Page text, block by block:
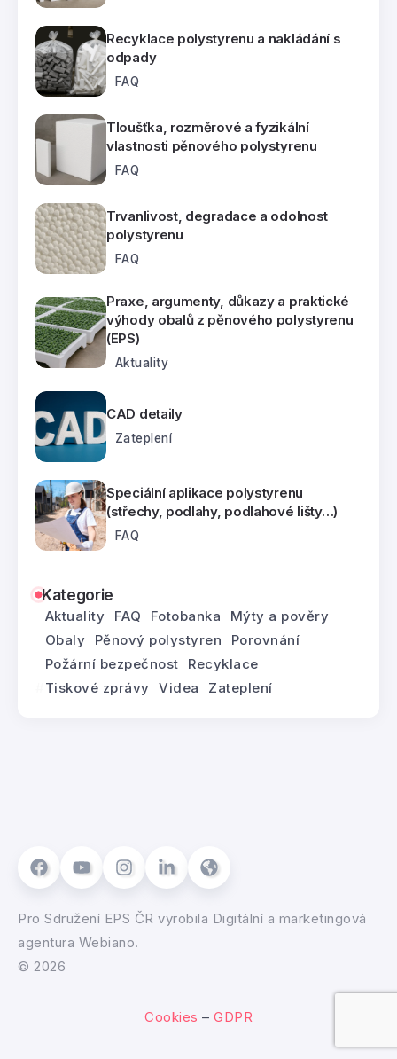
Recyklace polystyrenu a nakládání s
odpady
FAQ
Tloušťka, rozměrové a fyzikální
vlastnosti pěnového polystyrenu
FAQ
Trvanlivost, degradace a odolnost
polystyrenu
FAQ
Praxe, argumenty, důkazy a praktické
výhody obalů z pěnového polystyrenu
(EPS)
Aktuality
CAD detaily
Zateplení
Speciální aplikace polystyrenu
(střechy, podlahy, podlahové lišty…)
FAQ
Kategorie
Aktuality FAQ Fotobanka
Mýty a pověry
Obaly
Pěnový polystyren
Porovnání
Požární bezpečnost
Recyklace
Tiskové zprávy
Videa Zateplení
Pro Sdružení EPS ČR vyrobila Digitální a marketingová
agentura Webiano.
© 2026
Cookies – GDPR